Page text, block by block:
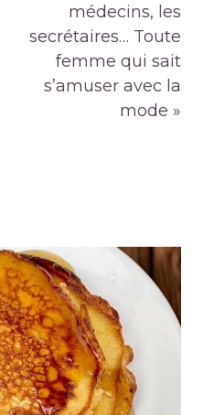
médecins, les
secrétaires… Toute
femme qui sait
s’amuser avec la
mode »